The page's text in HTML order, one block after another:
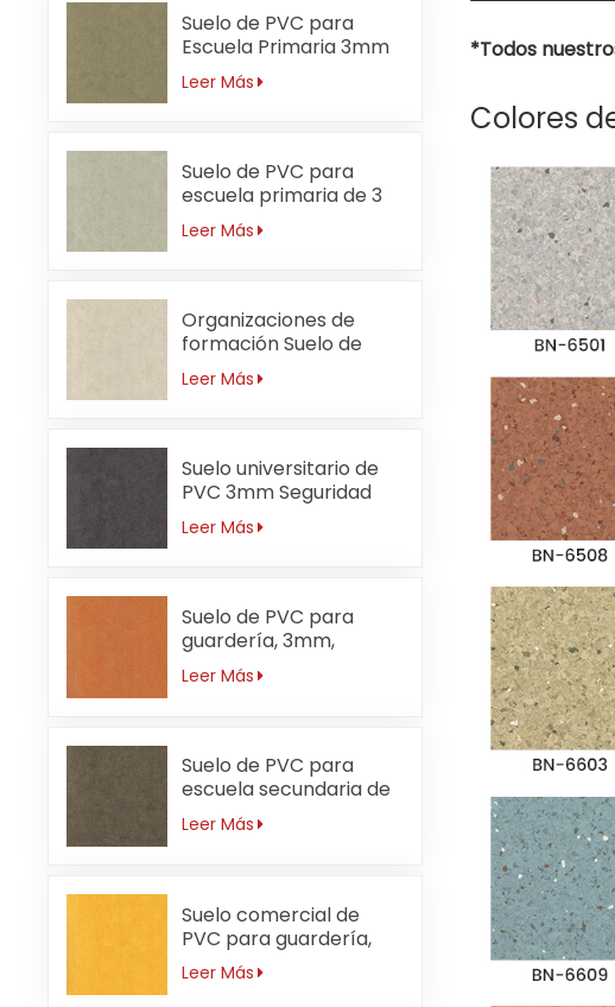
Suelo de PVC para
Escuela Primaria 3mm
Sin Formaldehído
Leer Más
Suelo de PVC para
escuela primaria de 3
mm resistente a ácidos
y álcalis
Leer Más
Organizaciones de
formación Suelo de
PVC 3mm
Antibacteriano
Leer Más
Suelo universitario de
PVC 3mm Seguridad
Leer Más
Suelo de PVC para
guardería, 3mm,
ignífugo, naranja
Leer Más
Suelo de PVC para
escuela secundaria de
3 mm resistente al
desgaste
Leer Más
Suelo comercial de
PVC para guardería,
resistente al agua,
3mm
Leer Más
*Todos
Colores